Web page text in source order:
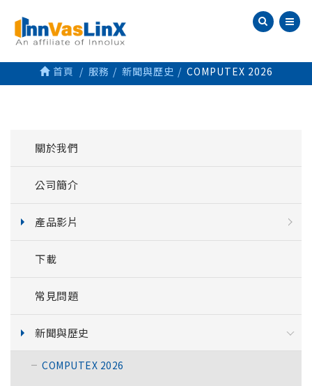
首頁 服務 新聞與歷史 COMPUTEX 2026
關於我們
公司簡介
產品影片
下載
常見問題
新聞與歷史
COMPUTEX 2026